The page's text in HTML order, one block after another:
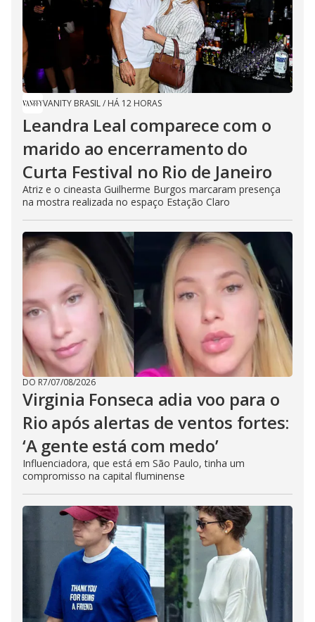
VANITY BRASIL/ HÁ 12 HORAS
Leandra Leal comparece com o
marido ao encerramento do
Curta Festival no Rio de Janeiro
Atriz e o cineasta Guilherme Burgos marcaram presença
na mostra realizada no espaço Estação Claro
DO R7/07/08/2026
Virginia Fonseca adia voo para o
Rio após alertas de ventos fortes:
‘A gente está com medo’
Influenciadora, que está em São Paulo, tinha um
compromisso na capital fluminense